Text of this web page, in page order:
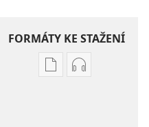
FORMÁTY KE STAŽENÍ
FormátyFormáty